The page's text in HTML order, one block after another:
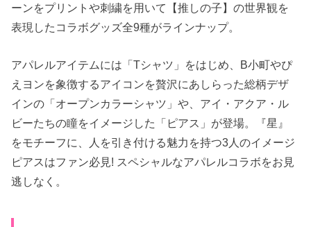
ーンをプリントや刺繍を用いて【推しの子】の世界観を
表現したコラボグッズ全9種がラインナップ。
アパレルアイテムには「Tシャツ」をはじめ、B小町やぴ
えヨンを象徴するアイコンを贅沢にあしらった総柄デザ
インの「オープンカラーシャツ」や、アイ・アクア・ル
ビーたちの瞳をイメージした「ピアス」が登場。『星』
をモチーフに、人を引き付ける魅力を持つ3人のイメージ
ピアスはファン必見! スペシャルなアパレルコラボをお見
逃しなく。